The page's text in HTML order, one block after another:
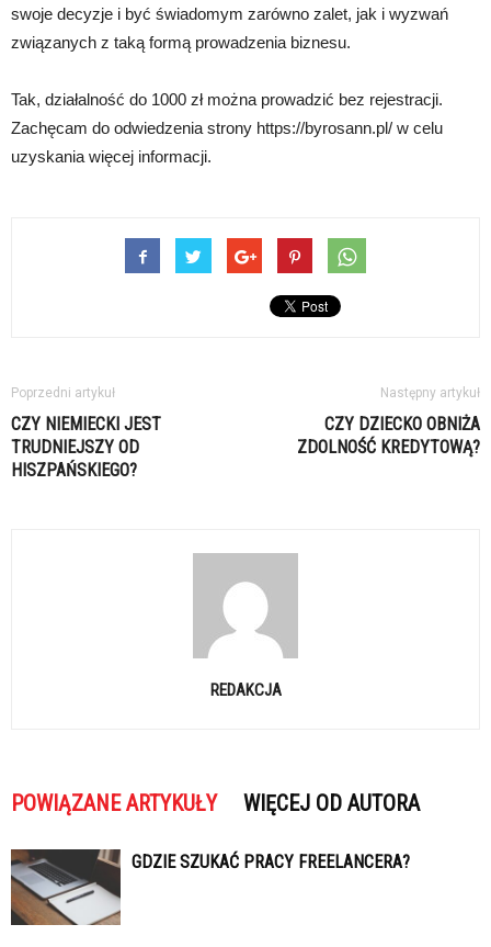
swoje decyzje i być świadomym zarówno zalet, jak i wyzwań
związanych z taką formą prowadzenia biznesu.
Tak, działalność do 1000 zł można prowadzić bez rejestracji.
Zachęcam do odwiedzenia strony https://byrosann.pl/ w celu
uzyskania więcej informacji.
Poprzedni artykuł
CZY NIEMIECKI JEST
TRUDNIEJSZY OD
HISZPAŃSKIEGO?
Następny artykuł
CZY DZIECKO OBNIŻA
ZDOLNOŚĆ KREDYTOWĄ?
REDAKCJA
POWIĄZANE ARTYKUŁY WIĘCEJ OD AUTORA
GDZIE SZUKAĆ PRACY FREELANCERA?